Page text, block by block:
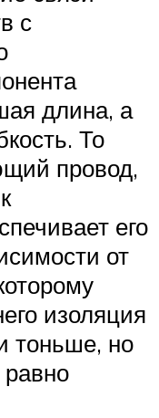
с
длина, а
То
провод,
его
от
изоляция
тоньше, но
равно